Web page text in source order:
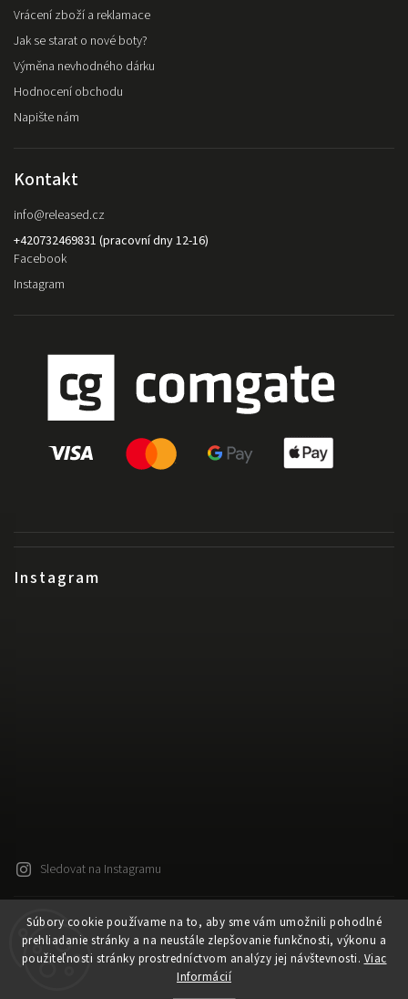
Súbory cookie používame na to, aby sme vám umožnili pohodlné
prehliadanie stránky a na neustále zlepšovanie funkčnosti, výkonu a
použiteľnosti stránky prostredníctvom analýzy jej návštevnosti. Viac
Informácií
Instagram
Sledovat na Instagramu
Vrácení zboží a reklamace
Jak se starat o nové boty?
Výměna nevhodného dárku
Hodnocení obchodu
Napište nám
Kontakt
info@released.cz
+420732469831 (pracovní dny 12-16)
Facebook
Instagram
Copyright 2026Released. Všechna práva vyhrazena.
Upravit nastavení cookies
Shoptet| Design